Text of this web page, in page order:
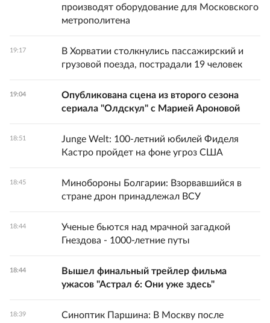
производят оборудование для Московского
метрополитена
19:17
В Хорватии столкнулись пассажирский и
грузовой поезда, пострадали 19 человек
19:04
Опубликована сцена из второго сезона
сериала "Олдскул" с Марией Ароновой
18:51
Junge Welt: 100-летний юбилей Фиделя
Кастро пройдет на фоне угроз США
18:45
Минобороны Болгарии: Взорвавшийся в
стране дрон принадлежал ВСУ
18:44
Ученые бьются над мрачной загадкой
Гнездова - 1000-летние путы
18:44
Вышел финальный трейлер фильма
ужасов "Астрал 6: Они уже здесь"
18:39
Синоптик Паршина: В Москву после